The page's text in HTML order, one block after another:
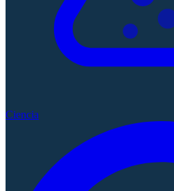
Ciencia